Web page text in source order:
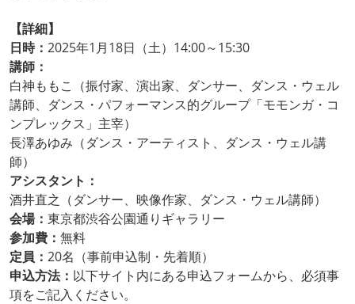
【詳細】
日時： 2025年1月18日（土）14:00～15:30
講師：
白神ももこ（振付家、演出家、ダンサー、ダンス・ウェル
講師、ダンス・パフォーマンス的グループ「モモンガ・コ
ンプレックス」主宰）
長澤あゆみ（ダンス・アーティスト、ダンス・ウェル講
師）
アシスタント：
酒井直之（ダンサー、映像作家、ダンス・ウェル講師）
会場： 東京都渋谷公園通りギャラリー
参加費： 無料
定員： 20名（事前申込制・先着順）
申込方法： 以下サイト内にある申込フォームから、必須事
項をご記入ください。